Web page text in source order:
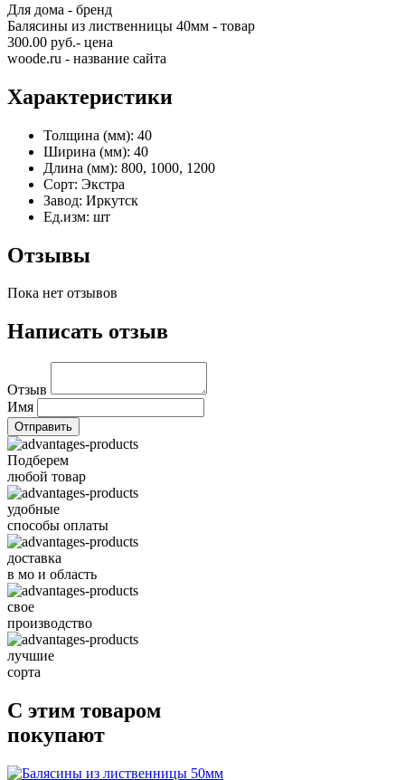
Для дома - бренд
Балясины из лиственницы 40мм - товар
300.00 руб.- цена
woode.ru - название сайта
Характеристики
Толщина (мм): 40
Ширина (мм): 40
Длина (мм): 800, 1000, 1200
Сорт: Экстра
Завод: Иркутск
Ед.изм: шт
Отзывы
Пока нет отзывов
Написать отзыв
Отзыв
Имя
Подберем
любой товар
удобные
способы оплаты
доставка
в мо и область
свое
производство
лучшие
сорта
С этим товаром
покупают